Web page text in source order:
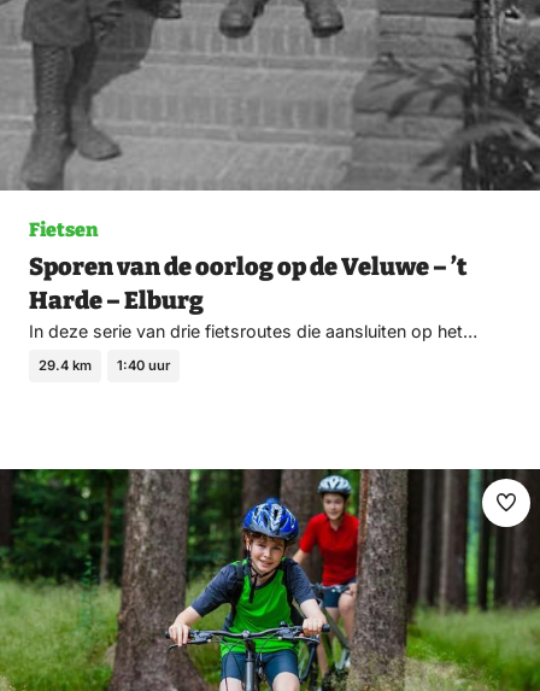
Fietsen
Sporen van de oorlog op de Veluwe – ’t
Harde – Elburg
In deze serie van drie fietsroutes die aansluiten op het…
29.4 km 1:40 uur